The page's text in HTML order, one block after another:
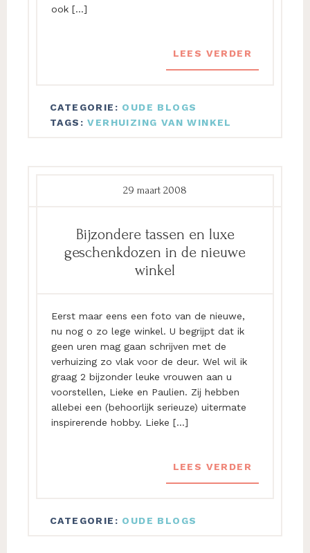
ook […]
LEES VERDER
CATEGORIE: OUDE BLOGS
TAGS:VERHUIZING VAN WINKEL
Bijzondere tassen en luxe
geschenkdozen in de nieuwe
winkel
29 maart 2008
Eerst maar eens een foto van de nieuwe,
nu nog o zo lege winkel. U begrijpt dat ik
geen uren mag gaan schrijven met de
verhuizing zo vlak voor de deur. Wel wil ik
graag 2 bijzonder leuke vrouwen aan u
voorstellen, Lieke en Paulien. Zij hebben
allebei een (behoorlijk serieuze) uitermate
inspirerende hobby. Lieke […]
LEES VERDER
CATEGORIE: OUDE BLOGS